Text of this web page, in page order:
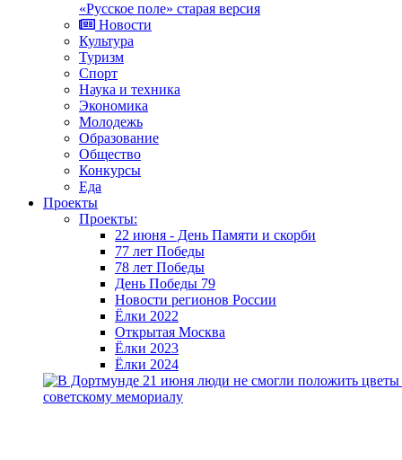
«Русское поле» старая версия
Новости
Культура
Туризм
Спорт
Наука и техника
Экономика
Молодежь
Образование
Общество
Конкурсы
Еда
Проекты
Проекты:
22 июня - День Памяти и скорби
77 лет Победы
78 лет Победы
День Победы 79
Новости регионов России
Ёлки 2022
Открытая Москва
Ёлки 2023
Ёлки 2024